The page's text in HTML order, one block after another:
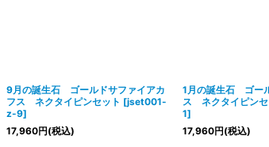
9月の誕生石 ゴールドサファイアカ
フス ネクタイピンセット [jset001-
z-9]
17,960円(税込)
1月の誕生石 ゴー
ス ネクタイピンセ
1]
17,960円(税込)